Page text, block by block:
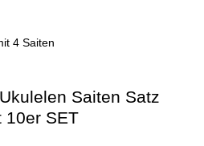
4 Saiten
Saiten Satz
10er SET